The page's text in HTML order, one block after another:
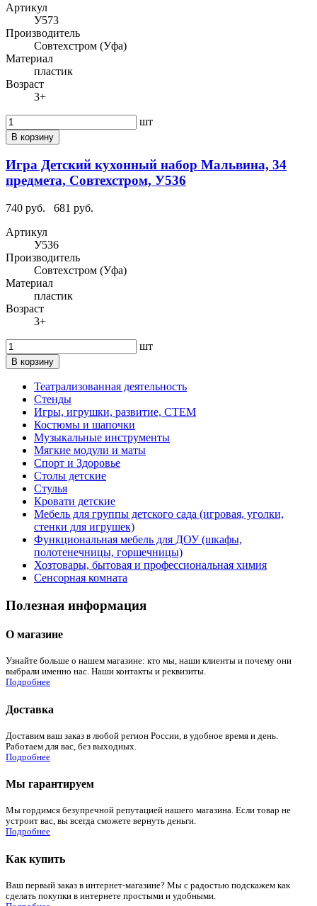
Артикул
У573
Производитель
Совтехстром (Уфа)
Материал
пластик
Возраст
3+
шт
В корзину
Игра Детский кухонный набор Мальвина, 34
предмета, Совтехстром, У536
740 руб.
681 руб.
Артикул
У536
Производитель
Совтехстром (Уфа)
Материал
пластик
Возраст
3+
шт
В корзину
Театрализованная деятельность
Стенды
Игры, игрушки, развитие, СТЕМ
Костюмы и шапочки
Музыкальные инструменты
Мягкие модули и маты
Спорт и Здоровье
Столы детские
Стулья
Кровати детские
Мебель для группы детского сада (игровая, уголки,
стенки для игрушек)
Функциональная мебель для ДОУ (шкафы,
полотенечницы, горшечницы)
Хозтовары, бытовая и профессиональная химия
Сенсорная комната
Полезная информация
О магазине
Узнайте больше о нашем магазине: кто мы, наши клиенты и почему они
выбрали именно нас. Наши контакты и реквизиты.
Подробнее
Доставка
Доставим ваш заказ в любой регион России, в удобное время и день.
Работаем для вас, без выходных.
Подробнее
Мы гарантируем
Мы гордимся безупречной репутацией нашего магазина. Если товар не
устроит вас, вы всегда сможете вернуть деньги.
Подробнее
Как купить
Ваш первый заказ в интернет-магазине? Мы с радостью подскажем как
сделать покупки в интернете простыми и удобными.